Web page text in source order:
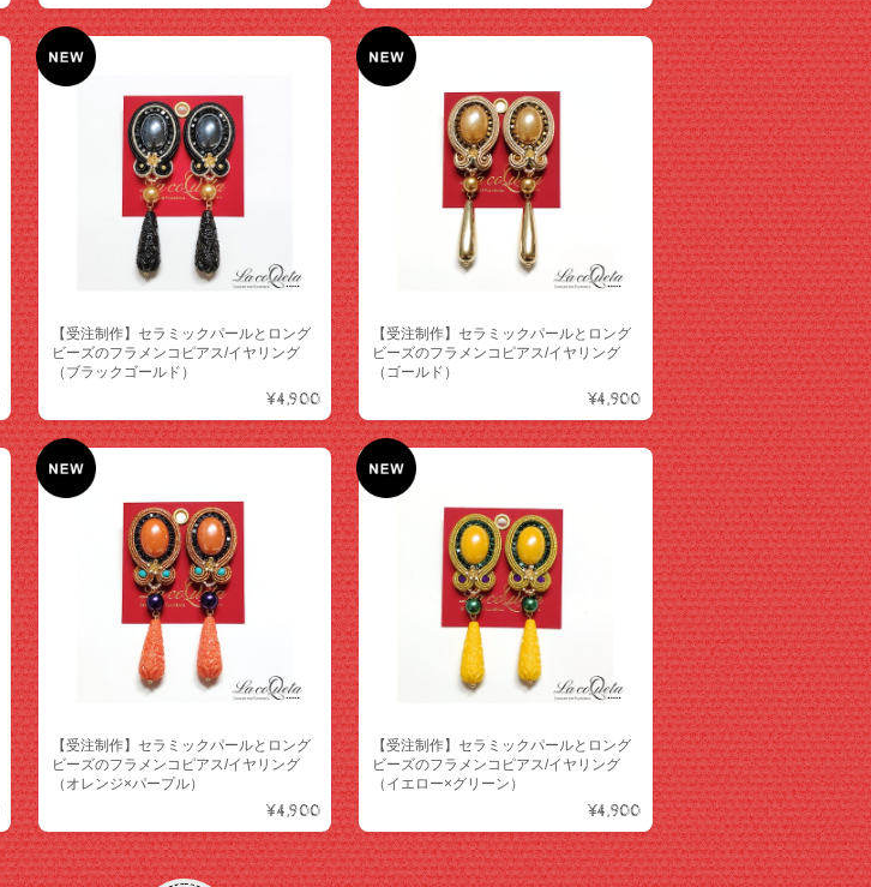
【受注制作】セラミックパールとロング
ビーズのフラメンコピアス/イヤリング
（ブラックゴールド）
¥4,900
【受注制作】セラミックパールとロング
ビーズのフラメンコピアス/イヤリング
（ゴールド）
¥4,900
【受注制作】セラミックパールとロング
ビーズのフラメンコピアス/イヤリング
（オレンジ×パープル）
¥4,900
【受注制作】セラミックパールとロング
ビーズのフラメンコピアス/イヤリング
（イエロー×グリーン）
¥4,900